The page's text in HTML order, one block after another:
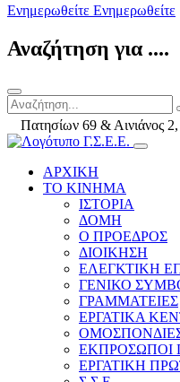
Ενημερωθείτε Ενημερωθείτε
Αναζήτηση για ....
Πατησίων 69 & Αινιάνος
ΑΡΧΙΚΗ
ΤΟ ΚΙΝΗΜΑ
ΙΣΤΟΡΙΑ
ΔΟΜΗ
Ο ΠΡΟΕΔΡΟΣ
ΔΙΟΙΚΗΣΗ
ΕΛΕΓΚΤΙΚΗ
ΓΕΝΙΚΟ
ΓΡΑΜΜΑΤΕΙΕΣ
ΕΡΓΑΤΙΚΑ
ΕΚΠΡΟΣΩΠΟΙ
ΕΡΓΑΤΙΚΗ